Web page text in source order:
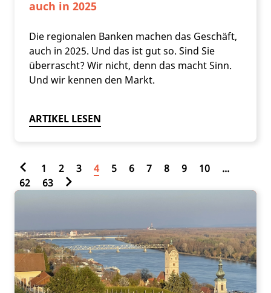
auch in 2025
Die regionalen Banken machen das Geschäft,
auch in 2025. Und das ist gut so. Sind Sie
überrascht? Wir nicht, denn das macht Sinn.
Und wir kennen den Markt.
ARTIKEL LESEN
1 2 3 4 5 6 7 8 9 10
...
62
63